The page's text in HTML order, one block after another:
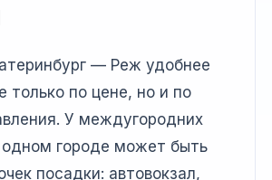
— Реж удобнее
только по цене, но и по
У междугородних
одном городе может быть
посадки: автовокзал,